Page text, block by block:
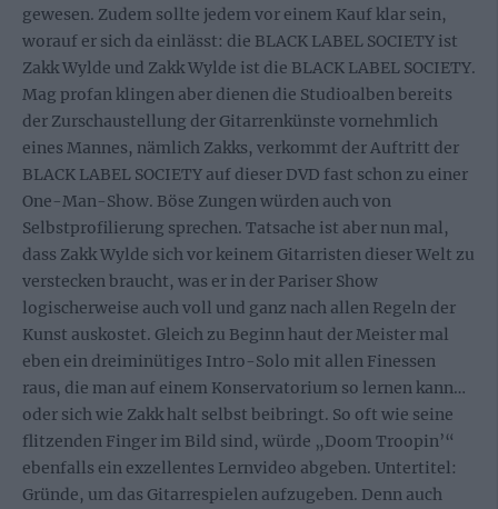
gewesen. Zudem sollte jedem vor einem Kauf klar sein,
worauf er sich da einlässt: die BLACK LABEL SOCIETY ist
Zakk Wylde und Zakk Wylde ist die BLACK LABEL SOCIETY.
Mag profan klingen aber dienen die Studioalben bereits
der Zurschaustellung der Gitarrenkünste vornehmlich
eines Mannes, nämlich Zakks, verkommt der Auftritt der
BLACK LABEL SOCIETY auf dieser DVD fast schon zu einer
One-Man-Show. Böse Zungen würden auch von
Selbstprofilierung sprechen. Tatsache ist aber nun mal,
dass Zakk Wylde sich vor keinem Gitarristen dieser Welt zu
verstecken braucht, was er in der Pariser Show
logischerweise auch voll und ganz nach allen Regeln der
Kunst auskostet. Gleich zu Beginn haut der Meister mal
eben ein dreiminütiges Intro-Solo mit allen Finessen
raus, die man auf einem Konservatorium so lernen kann…
oder sich wie Zakk halt selbst beibringt. So oft wie seine
flitzenden Finger im Bild sind, würde „Doom Troopin’“
ebenfalls ein exzellentes Lernvideo abgeben. Untertitel:
Gründe, um das Gitarrespielen aufzugeben. Denn auch